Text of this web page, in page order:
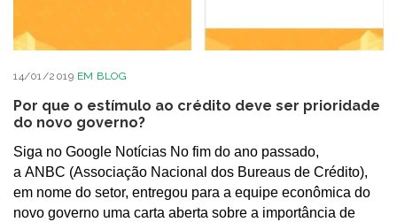
14/01/2019 EM BLOG
Por que o estímulo ao crédito deve ser prioridade
do novo governo?
Siga no Google Notícias No fim do ano passado,
a ANBC (Associação Nacional dos Bureaus de Crédito),
em nome do setor, entregou para a equipe econômica do
novo governo uma carta aberta sobre a importância de